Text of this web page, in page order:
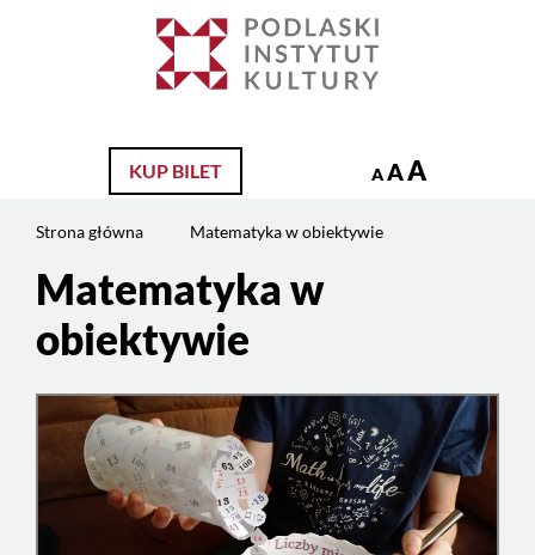
KUP BILET A AA
Strona główna Matematyka w obiektywie
Treść
stronyMatematyka w
obiektywie